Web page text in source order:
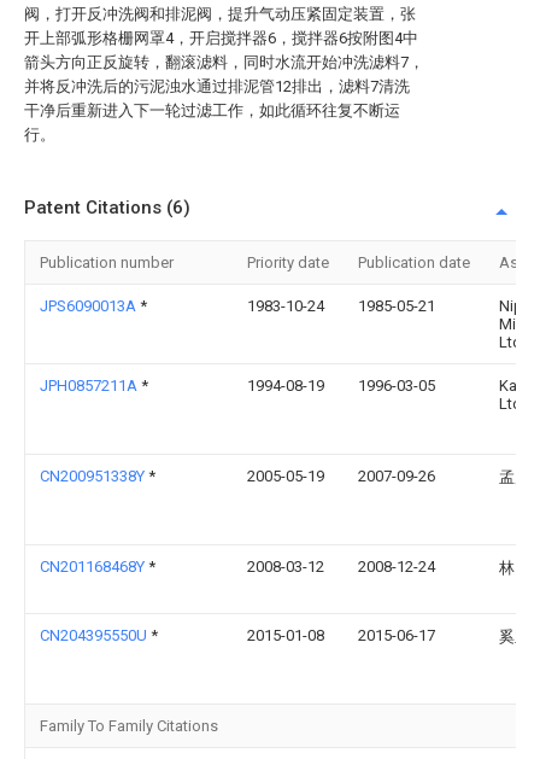
阀，打开反冲洗阀和排泥阀，提升气动压紧固定装置，张
开上部弧形格栅网罩4，开启搅拌器6，搅拌器6按附图4中
箭头方向正反旋转，翻滚滤料，同时水流开始冲洗滤料7，
并将反冲洗后的污泥浊水通过排泥管12排出，滤料7清洗
干净后重新进入下一轮过滤工作，如此循环往复不断运
行。
Patent Citations (6)
Publication number Priority date Publication date
JPS6090013A * 1983-10-24 1985-05-21
Ltd
JPH0857211A * 1994-08-19 1996-03-05
Ltd
CN200951338Y * 2005-05-19 2007-09-26 孟广
CN201168468Y * 2008-03-12 2008-12-24 林自
CN204395550U * 2015-01-08 2015-06-17 奚亚
Family To Family Citations